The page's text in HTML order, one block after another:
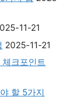
11-21
2025-11-21
크포인트
할 5가지